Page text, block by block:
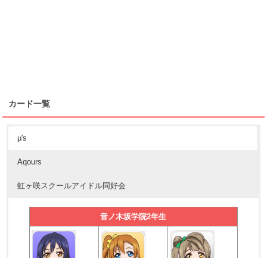
カード一覧
μ's
Aqours
虹ヶ咲スクールアイドル同好会
音ノ木坂学院2年生